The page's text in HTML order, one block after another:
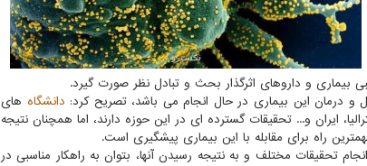
بیماری و داروهای اثرگذار بحث و تبادل نظر صورت گیرد.
و درمان این بیماری در حال انجام می باشد، تصریح کرد: دانشگاه های
ایران و... تحقیقات گسترده ای در این حوزه دارند، اما همچنان نتیجه
راه برای مقابله با این بیماری پیشگیری است.
تحقیقات مختلف و به نتیجه رسیدن آنها، بتوان به راهکار مناسبی در